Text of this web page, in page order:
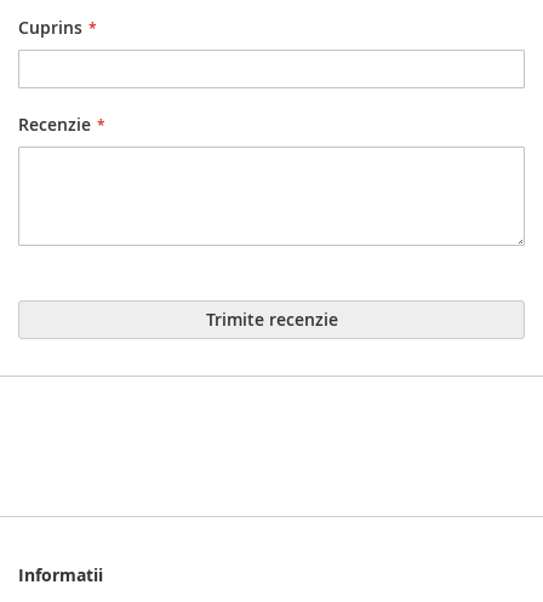
Cuprins
Recenzie
Trimite recenzie
Informatii